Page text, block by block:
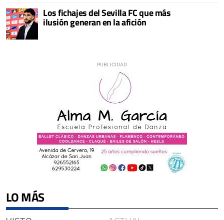
Los fichajes del Sevilla FC que más
ilusión generan en la afición
LO MÁS